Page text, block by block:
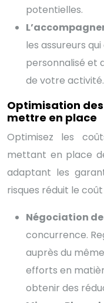
potentielles.
les assureurs
personnalisé et
de votre activité.
Optimisation
mettre en place
Optimisez les
mettant en place
adaptant les
risques réduit le
Négociation
concurrence.
auprès du
efforts en
obtenir des